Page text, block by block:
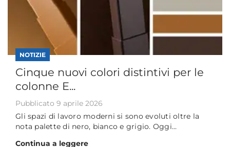
NOTIZIE
Cinque nuovi colori distintivi per le
colonne E...
Pubblicato 9 aprile 2026
Gli spazi di lavoro moderni si sono evoluti oltre la
nota palette di nero, bianco e grigio. Oggi...
Continua a leggere